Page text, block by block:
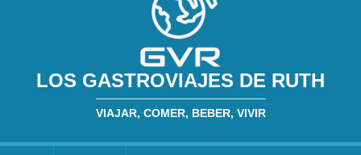
LOS GASTROVIAJES DE RUTH
VIAJAR, COMER, BEBER, VIVIR